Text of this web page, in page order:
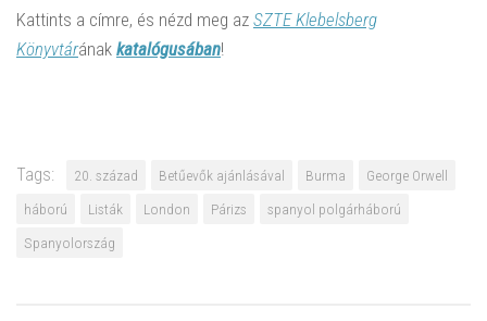
Kattints a címre, és nézd meg az SZTE Klebelsberg
Könyvtárának katalógusában!
Tags: 20. század Betűevők ajánlásával Burma
George Orwell
háború
Listák London Párizs
spanyol polgárháború
Spanyolország